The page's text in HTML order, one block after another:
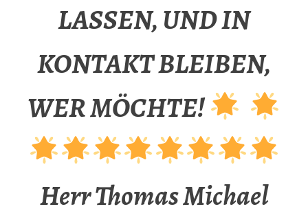
LASSEN, UND IN
KONTAKT BLEIBEN,
WER MÖCHTE!
Herr Thomas Michael